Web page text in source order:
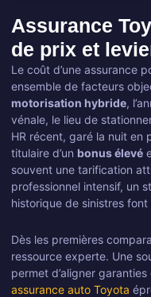
Assurance
de prix et
Le coût d’une assurance
ensemble de facteurs
motorisation hybride,
vénale, le lieu de
HR récent, garé la nuit en
titulaire d’un bonus élevé
souvent une tarification
professionnel intensif, un
historique de sinistres
Dès les premières
ressource experte. Une
permet d’aligner
assurance auto Toyota